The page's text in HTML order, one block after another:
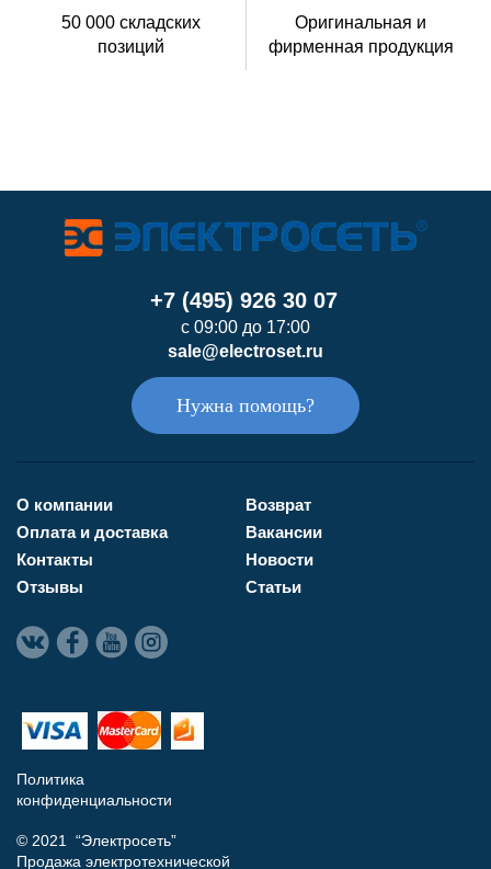
50 000 складских
позиций
Оригинальная и
фирменная продукция
+7 (495) 926 30 07
с 09:00 до 17:00
sale@electroset.ru
Нужна помощь?
О компании
Оплата и доставка
Контакты
Отзывы
Возврат
Вакансии
Новости
Статьи
Политика
конфиденциальности
© 2021 “Электросеть”
Продажа электротехнической